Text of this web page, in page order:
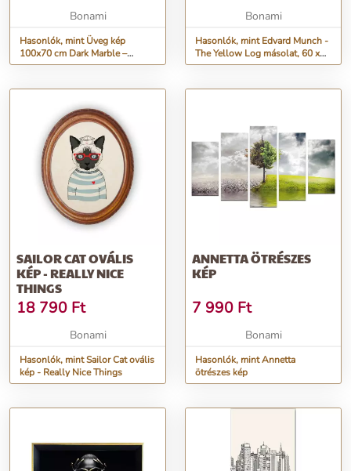
Bonami
Hasonlók, mint Üveg kép
100x70 cm Dark Marble –
Wallity
Bonami
Hasonlók, mint Edvard Munch -
The Yellow Log másolat, 60 x
45 cm
SAILOR CAT OVÁLIS
KÉP - REALLY NICE
THINGS
18 790 Ft
Bonami
Hasonlók, mint Sailor Cat ovális
kép - Really Nice Things
ANNETTA ÖTRÉSZES
KÉP
7 990 Ft
Bonami
Hasonlók, mint Annetta
ötrészes kép